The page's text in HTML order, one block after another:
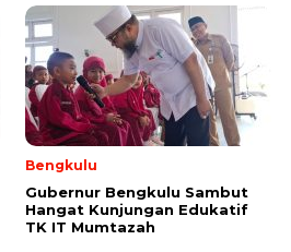
Bengkulu
Gubernur Bengkulu Sambut
Hangat Kunjungan Edukatif
TK IT Mumtazah